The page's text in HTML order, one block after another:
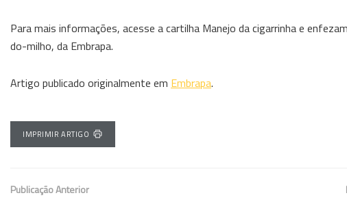
Para mais informações, acesse a cartilha Manejo da cigarrinha e
do-milho, da Embrapa.
Artigo publicado originalmente em Embrapa.
IMPRIMIR ARTIGO
Publicação Anterior